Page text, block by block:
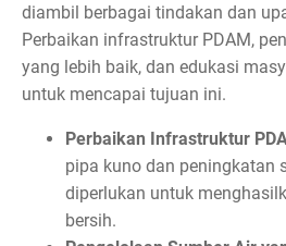
diambil berbagai tindakan dan
Perbaikan infrastruktur PDAM,
yang lebih baik, dan edukasi
untuk mencapai tujuan ini.
Perbaikan Infrastruktur
pipa kuno dan peningkatan
diperlukan untuk
bersih.